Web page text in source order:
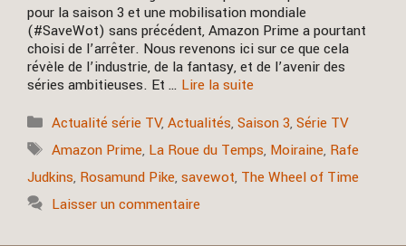
pour la saison 3 et une mobilisation mondiale
(#SaveWot) sans précédent, Amazon Prime a pourtant
choisi de l’arrêter. Nous revenons ici sur ce que cela
révèle de l’industrie, de la fantasy, et de l’avenir des
séries ambitieuses. Et … Lire la suite
Catégories
Actualité série TV,Actualités,Saison 3,Série TV
Étiquettes
Amazon Prime, La Roue du Temps, Moiraine, Rafe
Judkins, Rosamund Pike, savewot, The Wheel of Time
Laisser un commentaire